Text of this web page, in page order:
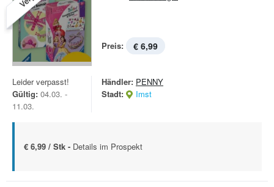
Preis: € 6,99
Leider verpasst!
Gültig: 04.03. -
11.03.
Händler: PENNY
Stadt:
Imst
€ 6,99 / Stk - Details im Prospekt